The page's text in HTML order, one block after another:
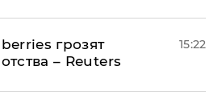
грозят
– Reuters
15:22